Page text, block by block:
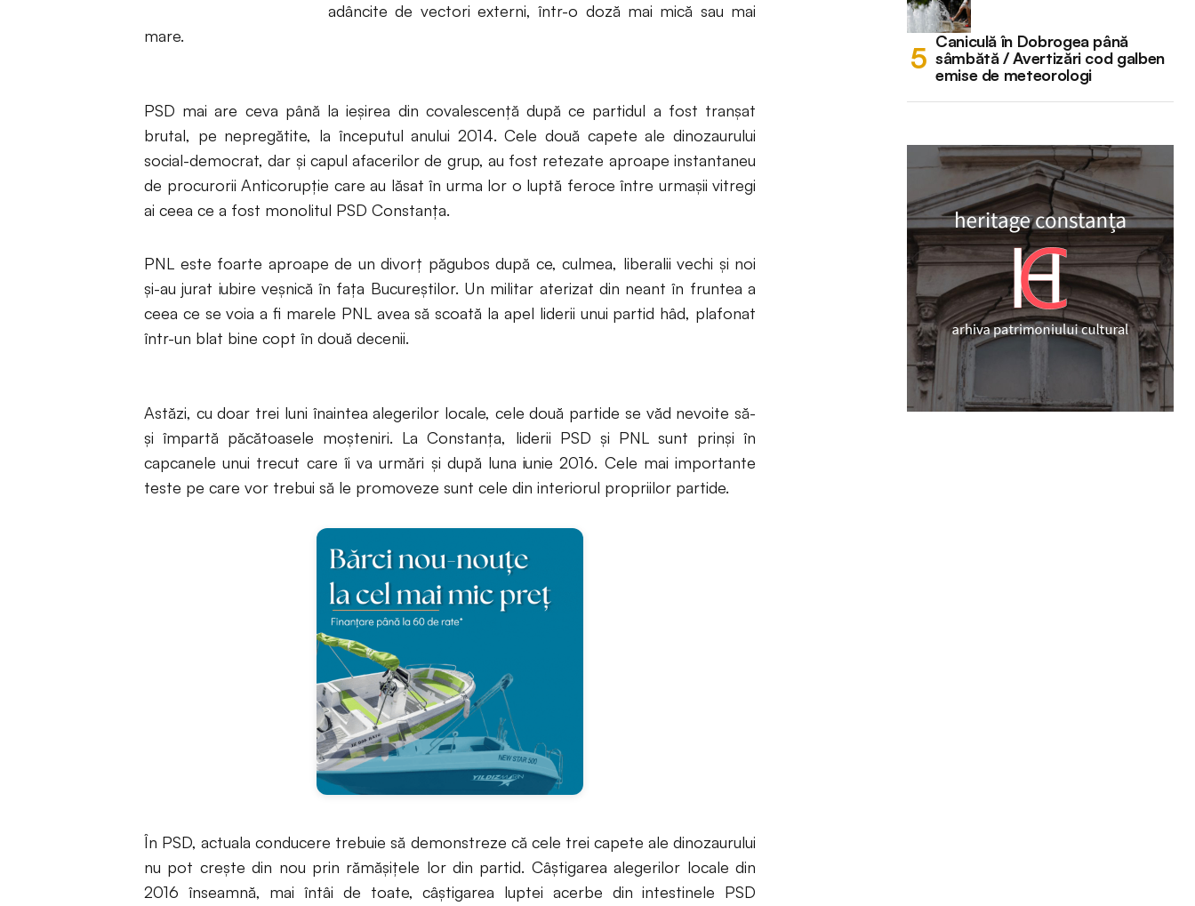
adâncite de vectori externi, într-o doză mai mică sau mai
mare.
PSD mai are ceva până la ieșirea din covalescență după ce partidul a fost tranșat
brutal, pe nepregătite, la începutul anului 2014. Cele două capete ale dinozaurului
social-democrat, dar și capul afacerilor de grup, au fost retezate aproape instantaneu
de procurorii Anticorupție care au lăsat în urma lor o luptă feroce între urmașii vitregi
ai ceea ce a fost monolitul PSD Constanța.
PNL este foarte aproape de un divorț păgubos după ce, culmea, liberalii vechi și noi
și-au jurat iubire veșnică în fața Bucureștilor. Un militar aterizat din neant în fruntea a
ceea ce se voia a fi marele PNL avea să scoată la apel liderii unui partid hâd, plafonat
într-un blat bine copt în două decenii.
Astăzi, cu doar trei luni înaintea alegerilor locale, cele două partide se văd nevoite să-
și împartă păcătoasele moșteniri. La Constanța, liderii PSD și PNL sunt prinși în
capcanele unui trecut care îi va urmări și după luna iunie 2016. Cele mai importante
teste pe care vor trebui să le promoveze sunt cele din interiorul propriilor partide.
În PSD, actuala conducere trebuie să demonstreze că cele trei capete ale dinozaurului
nu pot crește din nou prin rămășițele lor din partid. Câștigarea alegerilor locale din
2016 înseamnă, mai întâi de toate, câștigarea luptei acerbe din intestinele PSD
Caniculă în Dobrogea până
sâmbătă / Avertizări cod galben
emise de meteorologi